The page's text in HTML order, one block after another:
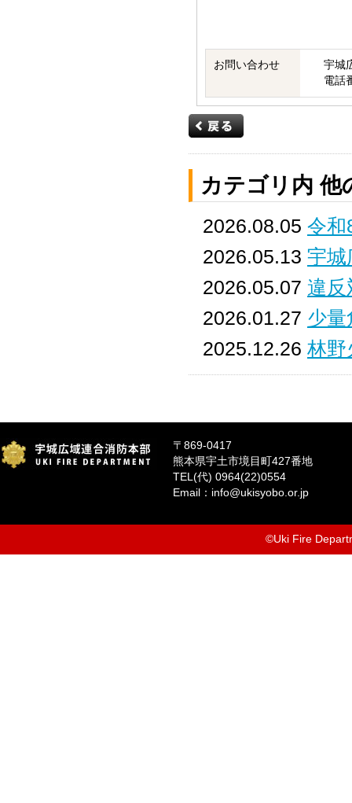
お問い合わせ
宇城
電話
カテゴリ内 他
2026.08.05 令和
2026.05.13 宇城
2026.05.07 違
2026.01.27 少
2025.12.26 林
〒869-0417
熊本県宇土市境目町427番地
TEL(代) 0964(22)0554
Email：info@ukisyobo.or.jp
©Uki Fire